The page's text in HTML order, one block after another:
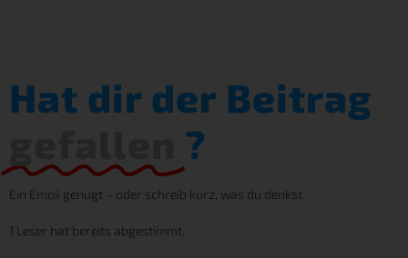
Hat dir der Beitrag
?
Ein Emoji genügt – oder schreib kurz, was du denkst.
1 Leser hat bereits abgestimmt.